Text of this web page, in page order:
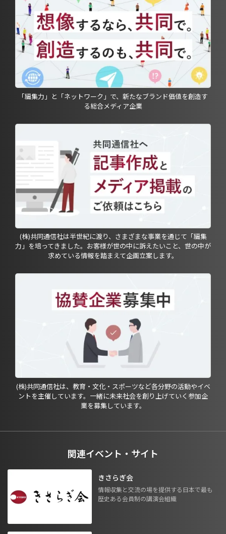
「編集力」と「ネットワーク」で、新たなブランド価値を創造す
る総合メディア企業
(株)共同通信社は半世紀に渡り、さまざまな事業を通じて「編集
力」を培ってきました。お客様が世の中に訴えたいこと、世の中が
求めている情報を踏まえて企画立案します。
(株)共同通信社は、教育・文化・スポーツなど各分野の活動やイベ
ントを主催しています。一緒に未来社会を創り上げていく参加企
業を募集しています。
関連イベント・サイト
きさらぎ会
情報収集と交流の場を提供する日本で最も
歴史ある会員制の講演会組織